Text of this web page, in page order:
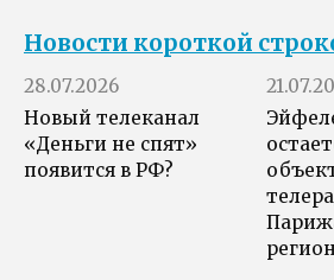
Новости короткой
28.07.2026
Новый телеканал
«Деньги не спят»
появится в РФ?